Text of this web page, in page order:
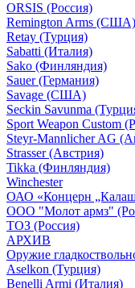
ORSIS (Россия)
Remington Arms (США)
Retay (Турция)
Sabatti (Италия)
Sako (Финляндия)
Sauer (Германия)
Savage (США)
Seckin Savunma
Sport Weapon Custom
Steyr-Mannlicher AG
Strasser (Австрия)
Tikka (Финляндия)
Winchester
ОАО «Концерн
ООО "Молот армз"
ТОЗ (Россия)
АРХИВ
Оружие
Aselkon (Турция)
Benelli Armi (Италия)